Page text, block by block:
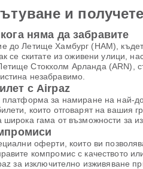
и
няма да забравите
до Летище Хамбург (HAM),
се скитате из оживени улици,
Стокхолм Арланда (ARN),
незабравимо.
с Airpaz
за намиране на най-
които отговарят на
гама от възможности за
оферти, които ви
компромис с качеството
за изключително изживяване